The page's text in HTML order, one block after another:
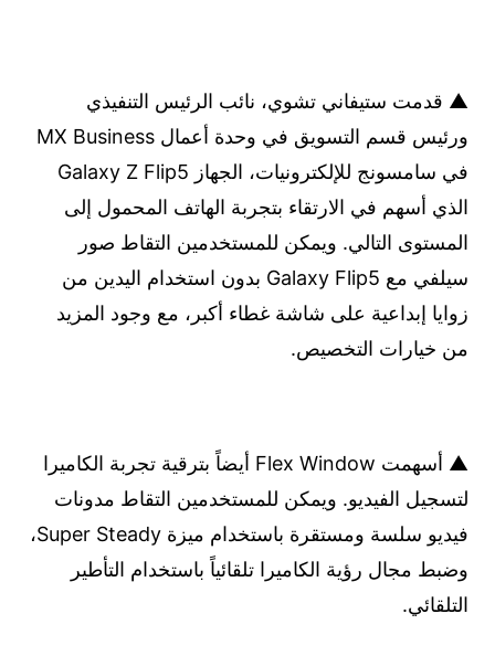
▲ قدمت ستيفاني تشوي، نائب الرئيس التنفيذي
ورئيس قسم التسويق في وحدة أعمال MX Business
في سامسونج للإلكترونيات، الجهاز Galaxy Z Flip5
الذي أسهم في الارتقاء بتجربة الهاتف المحمول إلى
المستوى التالي. ويمكن للمستخدمين التقاط صور
سيلفي مع Galaxy Flip5 بدون استخدام اليدين من
زوايا إبداعية على شاشة غطاء أكبر، مع وجود المزيد
من خيارات التخصيص.
▲ أسهمت Flex Window أيضاً بترقية تجربة الكاميرا
لتسجيل الفيديو. ويمكن للمستخدمين التقاط مدونات
فيديو سلسة ومستقرة باستخدام ميزة Super Steady،
وضبط مجال رؤية الكاميرا تلقائياً باستخدام التأطير
التلقائي.